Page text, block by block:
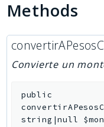
Methods
Convierte un
public
string|null